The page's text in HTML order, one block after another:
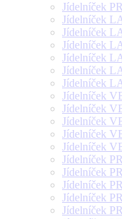
Jídelníček
Jídelníček
Jídelníček
Jídelníček
Jídelníček
Jídelníček
Jídelníček
Jídelníček
Jídelníček
Jídelníček
Jídelníček
Jídelníček
Jídelníček
Jídelníček
Jídelníček
Jídelníček
Jídelníček